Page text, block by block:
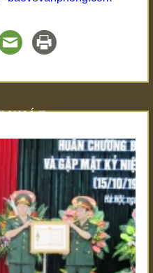
KHÁC